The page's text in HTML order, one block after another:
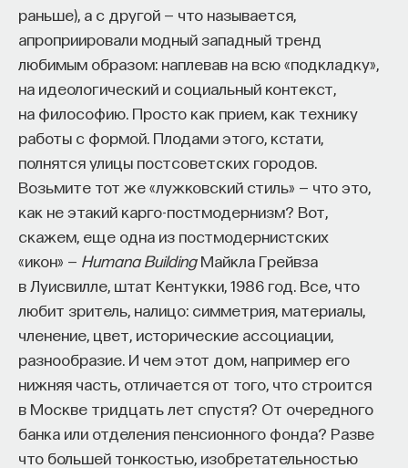
раньше), а с другой — что называется,
апроприировали модный западный тренд
любимым образом: наплевав на всю «подкладку»,
на идеологический и социальный контекст,
на философию. Просто как прием, как технику
работы с формой. Плодами этого, кстати,
полнятся улицы постсоветских городов.
Возьмите тот же «лужковский стиль» — что это,
как не этакий карго-постмодернизм? Вот,
скажем, еще одна из постмодернистских
«икон» — Humana BuildingМайкла Грейвза
в Луисвилле, штат Кентукки, 1986 год. Все, что
любит зритель, налицо: симметрия, материалы,
членение, цвет, исторические ассоциации,
разнообразие. И чем этот дом, например его
нижняя часть, отличается от того, что строится
в Москве тридцать лет спустя? От очередного
банка или отделения пенсионного фонда? Разве
что большей тонкостью, изобретательностью